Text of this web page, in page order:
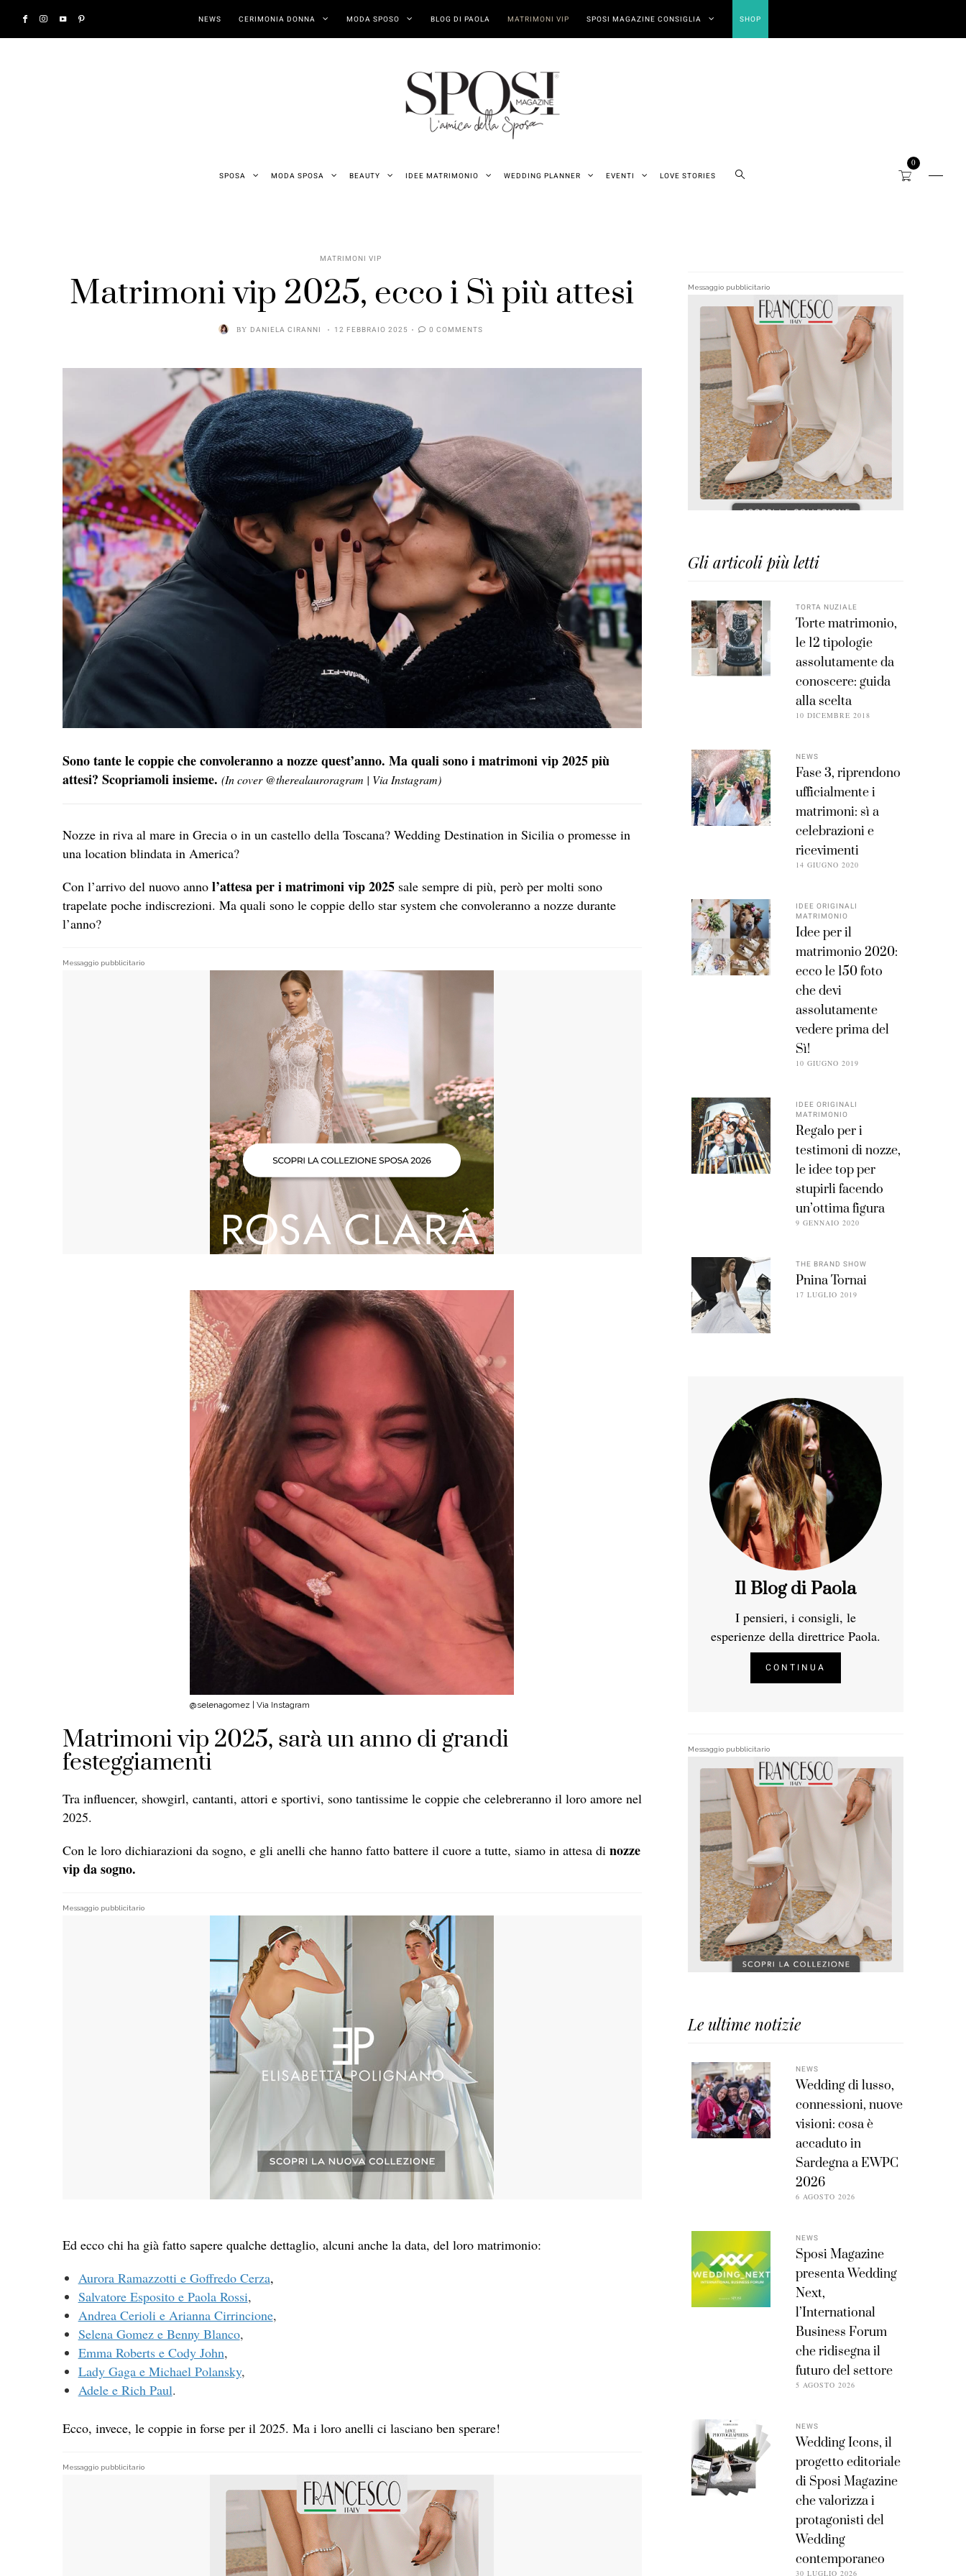
NEWS CERIMONIA DONNA MODA SPOSO BLOG DI PAOLA MATRIMONI VIP SPOSI MAGAZINE CONSIGLIA SHOP
SPOSA MODA SPOSA BEAUTY IDEE MATRIMONIO WEDDING PLANNER EVENTI LOVE STORIES
0
MATRIMONI VIP
Matrimoni vip 2025, ecco i Sì più attesi
BY DANIELA CIRANNI 12 FEBBRAIO 2025 0 COMMENTS
Sono tante le coppie che convoleranno a nozze quest’anno. Ma quali sono i matrimoni vip 2025 più
attesi? Scopriamoli insieme. (In cover @therealauroragram | Via Instagram)
Nozze in riva al mare in Grecia o in un castello della Toscana? Wedding Destination in Sicilia o promesse in
una location blindata in America?
Con l’arrivo del nuovo anno l’attesa per i matrimoni vip 2025 sale sempre di più, però per molti sono
trapelate poche indiscrezioni. Ma quali sono le coppie dello star system che convoleranno a nozze durante
l’anno?
Messaggio pubblicitario
@selenagomez | Via Instagram
Matrimoni vip 2025, sarà un anno di grandi
festeggiamenti
Tra influencer, showgirl, cantanti, attori e sportivi, sono tantissime le coppie che celebreranno il loro amore nel
2025.
Con le loro dichiarazioni da sogno, e gli anelli che hanno fatto battere il cuore a tutte, siamo in attesa di nozze
vip da sogno.
Messaggio pubblicitario
Ed ecco chi ha già fatto sapere qualche dettaglio, alcuni anche la data, del loro matrimonio:
Aurora Ramazzotti e Goffredo Cerza,
Salvatore Esposito e Paola Rossi,
Andrea Cerioli e Arianna Cirrincione,
Selena Gomez e Benny Blanco,
Emma Roberts e Cody John,
Lady Gaga e Michael Polansky,
Adele e Rich Paul.
Ecco, invece, le coppie in forse per il 2025. Ma i loro anelli ci lasciano ben sperare!
Messaggio pubblicitario
Messaggio pubblicitario
Gli articoli più letti
TORTA NUZIALE
Torte matrimonio,
le 12 tipologie
assolutamente da
conoscere: guida
alla scelta
10 DICEMBRE 2018
NEWS
Fase 3, riprendono
ufficialmente i
matrimoni: sì a
celebrazioni e
ricevimenti
14 GIUGNO 2020
IDEE ORIGINALI
MATRIMONIO
Idee per il
matrimonio 2020:
ecco le 150 foto
che devi
assolutamente
vedere prima del
Sì!
10 GIUGNO 2019
IDEE ORIGINALI
MATRIMONIO
Regalo per i
testimoni di nozze,
le idee top per
stupirli facendo
un’ottima figura
9 GENNAIO 2020
THE BRAND SHOW
Pnina Tornai
17 LUGLIO 2019
Il Blog di Paola
I pensieri, i consigli, le
esperienze della direttrice Paola.
CONTINUA
Messaggio pubblicitario
Le ultime notizie
NEWS
Wedding di lusso,
connessioni, nuove
visioni: cosa è
accaduto in
Sardegna a EWPC
2026
6 AGOSTO 2026
NEWS
Sposi Magazine
presenta Wedding
Next,
l’International
Business Forum
che ridisegna il
futuro del settore
5 AGOSTO 2026
NEWS
Wedding Icons, il
progetto editoriale
di Sposi Magazine
che valorizza i
protagonisti del
Wedding
contemporaneo
30 LUGLIO 2026